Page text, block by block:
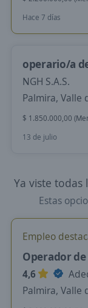
Hace 7 días
operario/a
NGH S.A.S.
Palmira, Valle
$ 1.850.000,00
13 de julio
Ya viste
Estas
Empleo
Operador
4,6
Palmira, Valle